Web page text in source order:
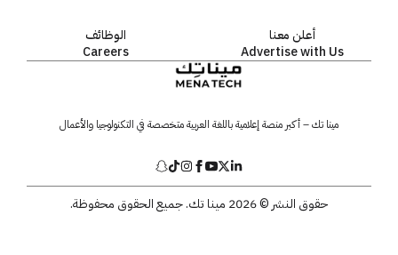
أعلن معنا
Advertise with Us
الوظائف
Careers
مينا تك – أكبر منصة إعلامية باللغة العربية متخصصة في التكنولوجيا والأعمال
حقوق النشر © 2026 مينا تك. جميع الحقوق محفوظة.